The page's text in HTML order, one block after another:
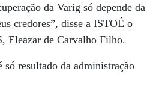
da Varig só depende da
credores”, disse a ISTOÉ o
Eleazar de Carvalho Filho.
só resultado da administração